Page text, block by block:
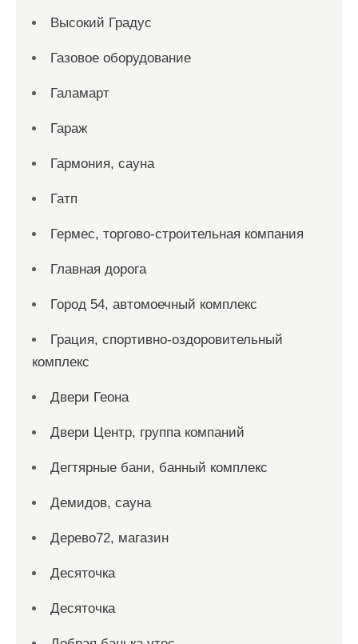
Высокий Градус
Газовое оборудование
Галамарт
Гараж
Гармония, сауна
Гатп
Гермес, торгово-строительная компания
Главная дорога
Город 54, автомоечный комплекс
Грация, спортивно-оздоровительный
комплекс
Двери Геона
Двери Центр, группа компаний
Дегтярные бани, банный комплекс
Демидов, сауна
Дерево72, магазин
Десяточка
Десяточка